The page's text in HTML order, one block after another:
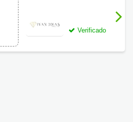
Joias
Verificado